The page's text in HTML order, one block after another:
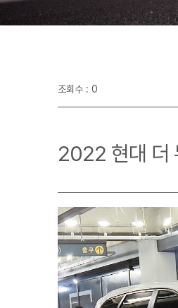
조회수 : 0
2022 현대 더